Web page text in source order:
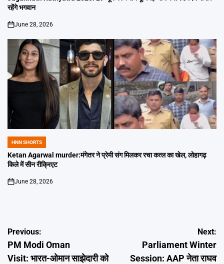
रहेंगे भगवान
on
June 28, 2026
POSTED
IN
HNN SHORTS
Ketan Agarwal murder:मंगेतर ने प्रेमी संग मिलकर रचा कत्ल का खेल, लोहागढ़
किले में सीन रीक्रिएट
on
June 28, 2026
Post
navigation
Previous:
PM Modi Oman
Visit: भारत-ओमान साझेदारी को
Next:
Parliament Winter
Session: AAP नेता राघव